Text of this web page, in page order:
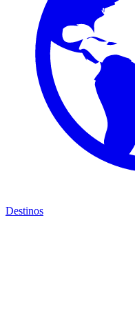
Destinos